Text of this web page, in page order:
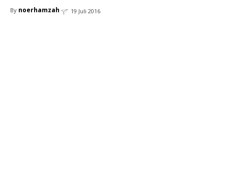
By noerhamzah 19 Juli 2016